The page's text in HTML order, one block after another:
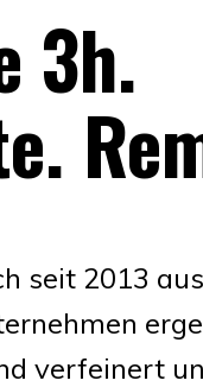
3h.
seit 2013
verfeinert